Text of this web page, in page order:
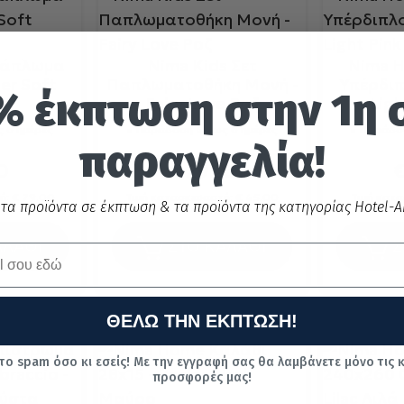
Soft
6 ημέρες
79.00
Fairy Love Ροζ
Παράδοση 4 έως 6 ημέρες
€29.25
Τιμή κατασκευαστή:
ΣΤΟ ΚΑΛΑΘΙ
έκπτωση στην 1η
παραγγελία!
τα προϊόντα σε έκπτωση & τα προϊόντα της κατηγορίας Hotel-
ΘΕΛΩ ΤΗΝ ΕΚΠΤΩΣΗ!
spam όσο κι εσείς! Με την εγγραφή σας θα λαμβάνετε μόνο τις
προσφορές μας!